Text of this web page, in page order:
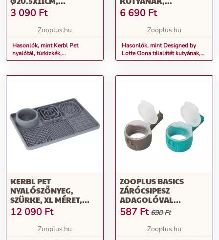
KUTYÁKNAK
3 090 Ft
Zooplus.hu
Hasonlók, mint Kerbl Pet
nyalótál, türkizkék,
Ø20.5x11cm, kutyáknak
MACSKÁNAK,
ANTRACIT, 55X30CM
6 690 Ft
Zooplus.hu
Hasonlók, mint Designed by
Lotte Oona tálalátét kutyának,
macskának, antracit, 55x30cm
KERBL PET
NYALÓSZŐNYEG,
SZÜRKE, XL MÉRET,
30X20X4CM,
KUTYÁKNAK
12 090 Ft
Zooplus.hu
ZOOPLUS BASICS
ZÁRÓCSIPESZ
ADAGOLÓVAL
KUTYÁKNAK,
MACSKÁKNAK - 2
587 Ft 690 Ft
Zooplus.hu